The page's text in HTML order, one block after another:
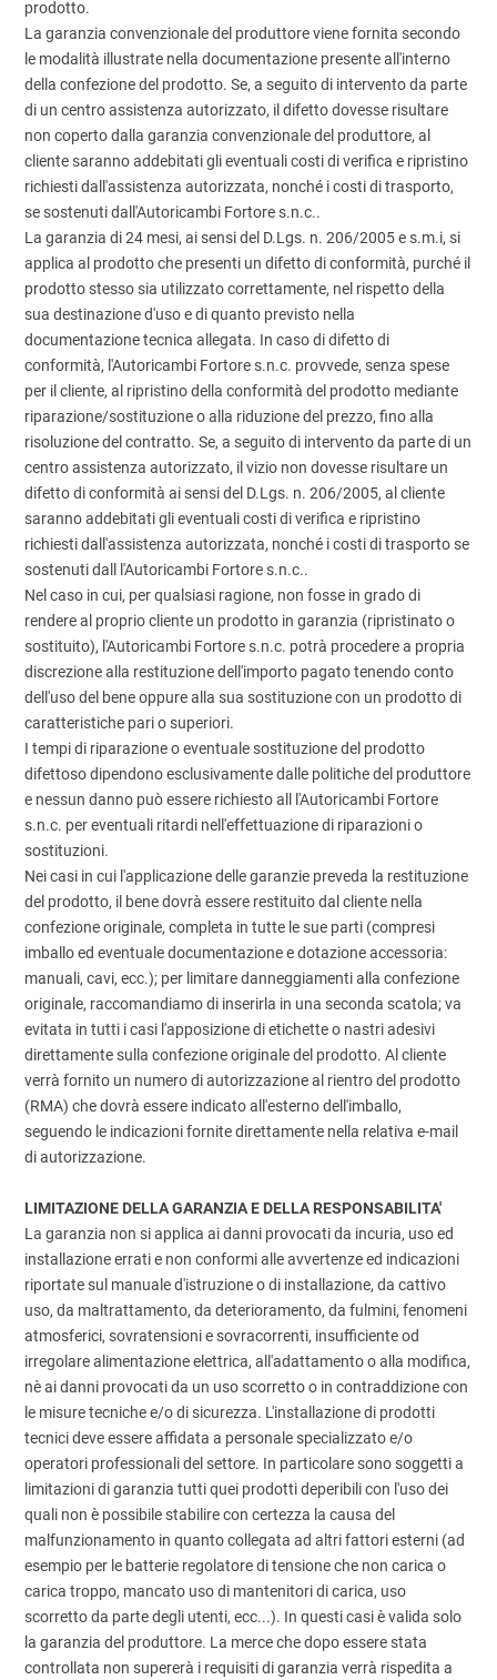
prodotto.
La garanzia convenzionale del produttore viene fornita secondo
le modalità illustrate nella documentazione presente all'interno
della confezione del prodotto. Se, a seguito di intervento da parte
di un centro assistenza autorizzato, il difetto dovesse risultare
non coperto dalla garanzia convenzionale del produttore, al
cliente saranno addebitati gli eventuali costi di verifica e ripristino
richiesti dall'assistenza autorizzata, nonché i costi di trasporto,
se sostenuti dall'Autoricambi Fortore s.n.c..
La garanzia di 24 mesi, ai sensi del D.Lgs. n. 206/2005 e s.m.i, si
applica al prodotto che presenti un difetto di conformità, purché il
prodotto stesso sia utilizzato correttamente, nel rispetto della
sua destinazione d'uso e di quanto previsto nella
documentazione tecnica allegata. In caso di difetto di
conformità, l'Autoricambi Fortore s.n.c. provvede, senza spese
per il cliente, al ripristino della conformità del prodotto mediante
riparazione/sostituzione o alla riduzione del prezzo, fino alla
risoluzione del contratto. Se, a seguito di intervento da parte di un
centro assistenza autorizzato, il vizio non dovesse risultare un
difetto di conformità ai sensi del D.Lgs. n. 206/2005, al cliente
saranno addebitati gli eventuali costi di verifica e ripristino
richiesti dall'assistenza autorizzata, nonché i costi di trasporto se
sostenuti dall l'Autoricambi Fortore s.n.c..
Nel caso in cui, per qualsiasi ragione, non fosse in grado di
rendere al proprio cliente un prodotto in garanzia (ripristinato o
sostituito), l'Autoricambi Fortore s.n.c. potrà procedere a propria
discrezione alla restituzione dell'importo pagato tenendo conto
dell'uso del bene oppure alla sua sostituzione con un prodotto di
caratteristiche pari o superiori.
I tempi di riparazione o eventuale sostituzione del prodotto
difettoso dipendono esclusivamente dalle politiche del produttore
e nessun danno può essere richiesto all l'Autoricambi Fortore
s.n.c. per eventuali ritardi nell'effettuazione di riparazioni o
sostituzioni.
Nei casi in cui l'applicazione delle garanzie preveda la restituzione
del prodotto, il bene dovrà essere restituito dal cliente nella
confezione originale, completa in tutte le sue parti (compresi
imballo ed eventuale documentazione e dotazione accessoria:
manuali, cavi, ecc.); per limitare danneggiamenti alla confezione
originale, raccomandiamo di inserirla in una seconda scatola; va
evitata in tutti i casi l'apposizione di etichette o nastri adesivi
direttamente sulla confezione originale del prodotto. Al cliente
verrà fornito un numero di autorizzazione al rientro del prodotto
(RMA) che dovrà essere indicato all'esterno dell'imballo,
seguendo le indicazioni fornite direttamente nella relativa e-mail
di autorizzazione.
LIMITAZIONE DELLA GARANZIA E DELLA RESPONSABILITA'
La garanzia non si applica ai danni provocati da incuria, uso ed
installazione errati e non conformi alle avvertenze ed indicazioni
riportate sul manuale d'istruzione o di installazione, da cattivo
uso, da maltrattamento, da deterioramento, da fulmini, fenomeni
atmosferici, sovratensioni e sovracorrenti, insufficiente od
irregolare alimentazione elettrica, all'adattamento o alla modifica,
nè ai danni provocati da un uso scorretto o in contraddizione con
le misure tecniche e/o di sicurezza. L'installazione di prodotti
tecnici deve essere affidata a personale specializzato e/o
operatori professionali del settore. In particolare sono soggetti a
limitazioni di garanzia tutti quei prodotti deperibili con l'uso dei
quali non è possibile stabilire con certezza la causa del
malfunzionamento in quanto collegata ad altri fattori esterni (ad
esempio per le batterie regolatore di tensione che non carica o
carica troppo, mancato uso di mantenitori di carica, uso
scorretto da parte degli utenti, ecc...). In questi casi è valida solo
la garanzia del produttore. La merce che dopo essere stata
controllata non supererà i requisiti di garanzia verrà rispedita a